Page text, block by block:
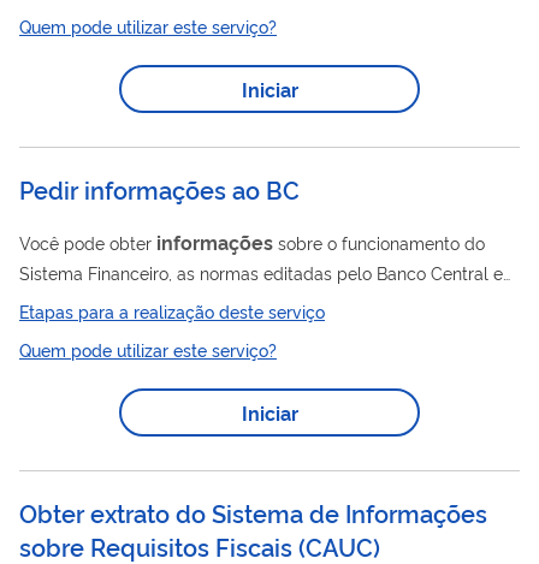
módulos do Sistema Público de Escrituração Digital (SPED),
que deve ser utilizado, em complemento ao Sistema de
Escrituração Digital das Obrigações Fiscais, Previdenciárias e
retenções de imposto de renda e...
Quem pode utilizar este serviço?
Iniciar
Pedir informações ao BC
Você pode obter informações sobre o funcionamento do
Sistema Financeiro, as normas editadas pelo Banco Central e
pelo Conselho Monetário Nacional, os direitos e deveres na
relação entre cliente e instituição financeiras, cotações de
moedas, indicadores econômicos, dicas de educação
financeira e outros assuntos relacionados ao Banco Central.
demandas que configurem: -...
Etapas para a realização deste serviço
Quem pode utilizar este serviço?
Iniciar
Obter extrato do Sistema de Informações
sobre Requisitos Fiscais(CAUC)